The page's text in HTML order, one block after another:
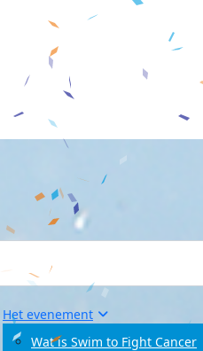
Het evenement
Wat is Swim to Fight Cancer